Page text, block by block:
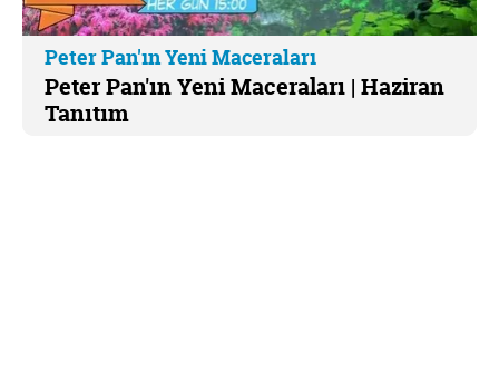
Peter Pan'ın Yeni Maceraları
Peter Pan'ın Yeni Maceraları | Haziran
Tanıtım